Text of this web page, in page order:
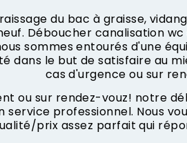
du bac à graisse,
Déboucher canalisation
sommes entourés d'une
le but de satisfaire au
cas d'urgence ou sur
ou sur rendez-vouz! notre
service professionnel. Nous
prix assez parfait qui